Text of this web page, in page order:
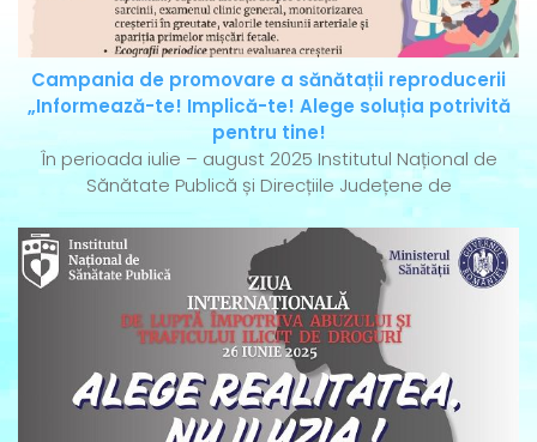
Campania de promovare a sănătații reproducerii
„Informează-te! Implică-te! Alege soluția potrivită
pentru tine!
În perioada iulie – august 2025 Institutul Național de
Sănătate Publică și Direcțiile Județene de